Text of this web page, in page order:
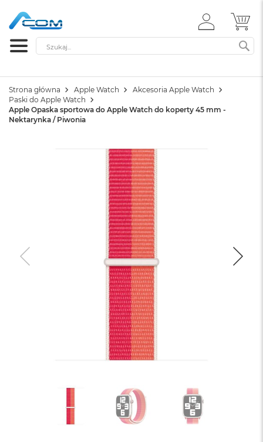
ZALOGUJ
SIĘ
Szukaj
Strona główna Apple Watch
Akcesoria Apple Watch
Paski do Apple Watch
Apple Opaska sportowa do Apple Watch do koperty 45 mm -
Nektarynka / Piwonia